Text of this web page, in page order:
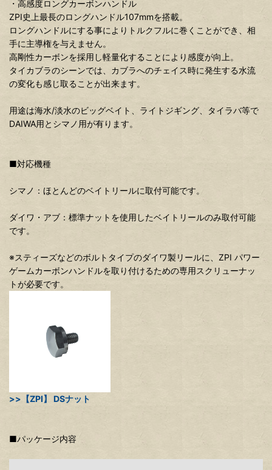
・高感度ロングカーボンハンドル
ZPI史上最長のロングハンドル107mmを搭載。
ロングハンドルにする事によりトルクフルに巻くことができ、相
手に主導権を与えません。
高剛性カーボンを採用し軽量化することにより感度が向上。
タイカブラのシーンでは、カブラへのチェイス時に発生する水流
の変化も感じ取ることが出来ます。
用途は海水/淡水のビッグベイト、ライトジギング、タイラバ等で
DAIWA用とシマノ用が有ります。
■対応機種
シマノ：ほとんどのベイトリールに取付可能です。
ダイワ・アブ：標準ナットを使用したベイトリールのみ取付可能
です。
※スティーズなどのボルトタイプのダイワ製リールに、ZPI パワー
ゲームカーボンハンドルを取り付けるための専用スクリューナッ
トが必要です。
>>【ZPI】 DSナット
■パッケージ内容